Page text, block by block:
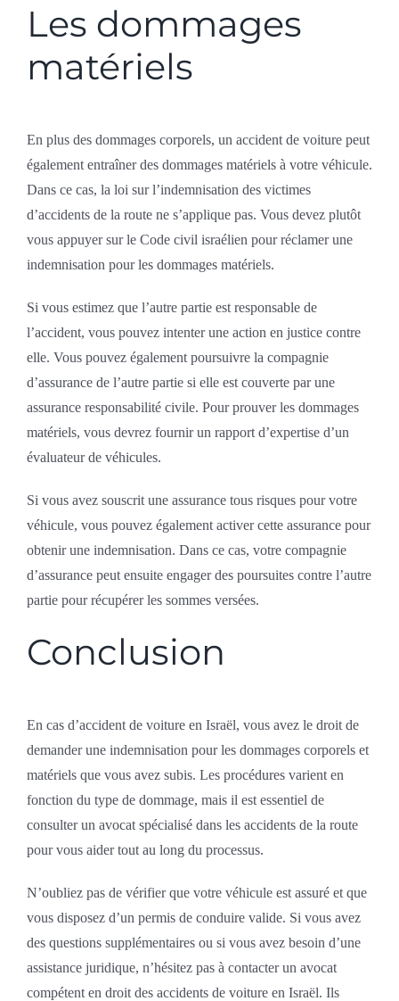
Les dommages
matériels
En plus des dommages corporels, un accident de voiture peut
également entraîner des dommages matériels à votre véhicule.
Dans ce cas, la loi sur l’indemnisation des victimes
d’accidents de la route ne s’applique pas. Vous devez plutôt
vous appuyer sur le Code civil israélien pour réclamer une
indemnisation pour les dommages matériels.
Si vous estimez que l’autre partie est responsable de
l’accident, vous pouvez intenter une action en justice contre
elle. Vous pouvez également poursuivre la compagnie
d’assurance de l’autre partie si elle est couverte par une
assurance responsabilité civile. Pour prouver les dommages
matériels, vous devrez fournir un rapport d’expertise d’un
évaluateur de véhicules.
Si vous avez souscrit une assurance tous risques pour votre
véhicule, vous pouvez également activer cette assurance pour
obtenir une indemnisation. Dans ce cas, votre compagnie
d’assurance peut ensuite engager des poursuites contre l’autre
partie pour récupérer les sommes versées.
Conclusion
En cas d’accident de voiture en Israël, vous avez le droit de
demander une indemnisation pour les dommages corporels et
matériels que vous avez subis. Les procédures varient en
fonction du type de dommage, mais il est essentiel de
consulter un avocat spécialisé dans les accidents de la route
pour vous aider tout au long du processus.
N’oubliez pas de vérifier que votre véhicule est assuré et que
vous disposez d’un permis de conduire valide. Si vous avez
des questions supplémentaires ou si vous avez besoin d’une
assistance juridique, n’hésitez pas à contacter un avocat
compétent en droit des accidents de voiture en Israël. Ils